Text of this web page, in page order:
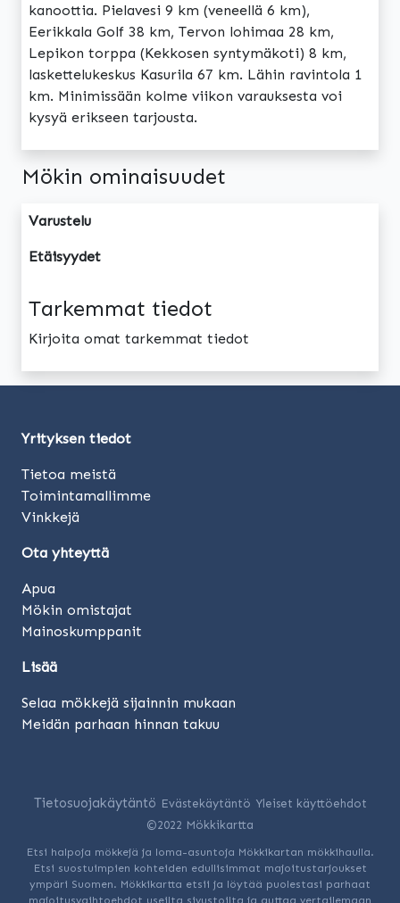
kanoottia. Pielavesi 9 km (veneellä 6 km),
Eerikkala Golf 38 km, Tervon lohimaa 28 km,
Lepikon torppa (Kekkosen syntymäkoti) 8 km,
laskettelukeskus Kasurila 67 km. Lähin ravintola 1
km. Minimissään kolme viikon varauksesta voi
kysyä erikseen tarjousta.
Mökin ominaisuudet
Varustelu
Etäisyydet
Tarkemmat tiedot
Kirjoita omat tarkemmat tiedot
Yrityksen tiedot
Tietoa meistä
Toimintamallimme
Vinkkejä
Ota yhteyttä
Apua
Mökin omistajat
Mainoskumppanit
Lisää
Selaa mökkejä sijainnin mukaan
Meidän parhaan hinnan takuu
Tietosuojakäytäntö Evästekäytäntö Yleiset käyttöehdot
©2022 Mökkikartta
Etsi halpoja mökkejä ja loma-asuntoja Mökkikartan mökkihaulla.
Etsi suostuimpien kohteiden edullisimmat majoitustarjoukset
ympäri Suomen. Mökkikartta etsii ja löytää puolestasi parhaat
majoitusvaihtoehdot useilta sivustoilta ja auttaa vertailemaan